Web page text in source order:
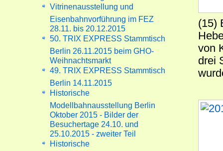
(15)
von
drei
Vitrinenausstellung und
Eisenbahnvorführung im FEZ
28.11. bis 20.12.2015
50. TRIX EXPRESS Stammtisch
Berlin 26.11.2015 beim GHO-
Weihnachtsmarkt
49. TRIX EXPRESS Stammtisch
Berlin 14.11.2015
Historische
Modellbahnausstellung Berlin
Oktober 2015 - Bilder der
Besuchertage 24.10. und
25.10.2015 - zweiter Teil
Historische